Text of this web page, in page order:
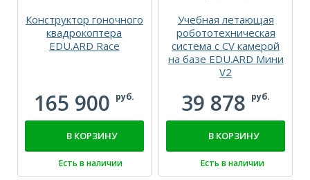
Конструктор гоночного
квадрокоптера
EDU.ARD Race
165 900 руб.
В КОРЗИНУ
Есть в наличии
Учебная летающая
робототехническая
система с CV камерой
на базе EDU.ARD Мини
V2
39 878 руб.
В КОРЗИНУ
Есть в наличии